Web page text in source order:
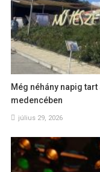
Még néhány napig
medencében
július 29, 2026